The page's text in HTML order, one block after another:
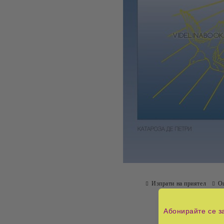
Изпрати на приятел
Абонирайте се